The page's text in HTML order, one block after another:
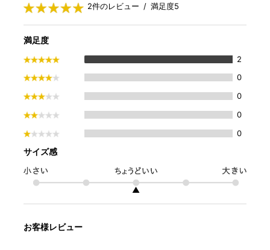
2件のレビュー / 満足度5
満足度
2
0
0
0
0
サイズ感
▲
お客様レビュー